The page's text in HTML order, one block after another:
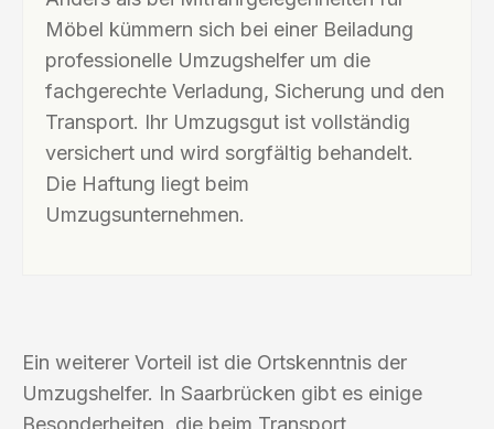
Möbel kümmern sich bei einer Beiladung
professionelle Umzugshelfer um die
fachgerechte Verladung, Sicherung und den
Transport. Ihr Umzugsgut ist vollständig
versichert und wird sorgfältig behandelt.
Die Haftung liegt beim
Umzugsunternehmen.
Ein weiterer Vorteil ist die Ortskenntnis der
Umzugshelfer. In Saarbrücken gibt es einige
Besonderheiten, die beim Transport